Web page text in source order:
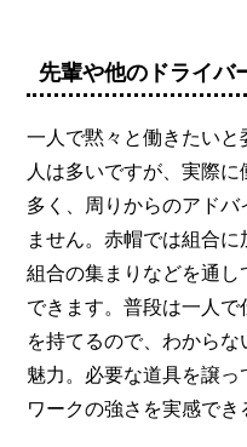
先輩や他のドライバ
一人で黙々と働きたい
人は多いですが、実際
多く、周りからのアド
ません。赤帽では組合に
組合の集まりなどを通
できます。普段は一人で
を持てるので、わから
魅力。必要な道具を譲っ
ワークの強さを実感でき